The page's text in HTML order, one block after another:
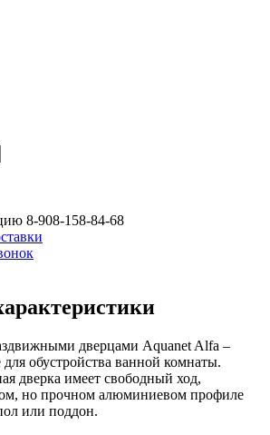
8-908-158-84-68
дверцами Aquanet Alfa –
обустройства ванной комнаты.
дверка имеет свободный ход,
но прочном алюминиевом профиле
или поддон.